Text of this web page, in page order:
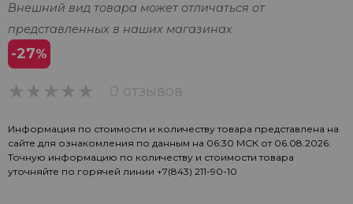
Внешний вид товара может отличаться от
представленных в наших магазинах
-27%
0 отзывов
Информация по стоимости и количеству товара представлена на
сайте для ознакомления по данным на 06:30 МСК от 06.08.2026.
Точную информацию по количеству и стоимости товара
уточняйте по горячей линии +7(843) 211-90-10